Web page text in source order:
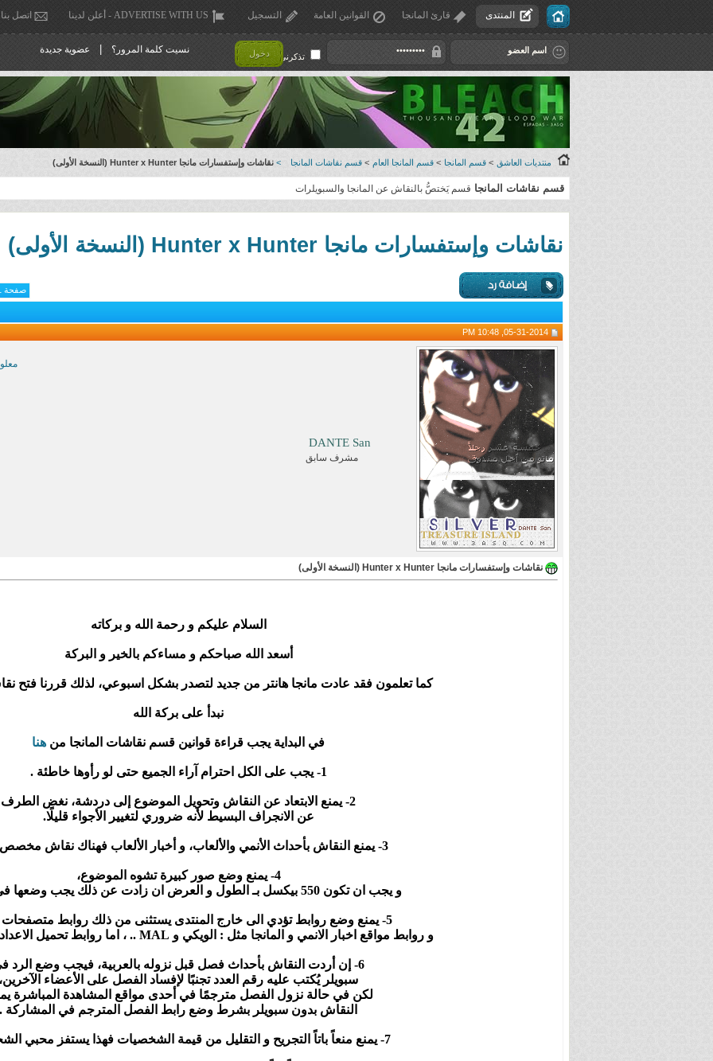
المنتدى قارئ المانجا القوانين العامة التسجيل ADVERTISE WITH US - أعلن لدينا اتصل بنا
تذكرني ! دخول نسيت كلمة المرور؟ عضوية جديدة
منتديات العاشق > قسم المانجا > قسم المانجا العام > قسم نقاشات المانجا > نقاشات وإستفسارات مانجا Hunter x Hunter (النسخة الأولى)
قسم نقاشات المانجا قسم يَختصُّ بالنقاش عن المانجا والسبويلرات
نقاشات وإستفسارات مانجا Hunter x Hunter (النسخة الأولى)
صفحة 1 من 355
DANTE San
مشرف سابق
نقاشات وإستفسارات مانجا Hunter x Hunter (النسخة الأولى)
السلام عليكم و رحمة الله و بركاته
أسعد الله صباحكم و مساءكم بالخير و البركة
كما تعلمون فقد عادت مانجا هانتر من جديد لتصدر بشكل اسبوعي، لذلك قررنا فتح
نبدأ على بركة الله
في البداية يجب قراءة قوانين قسم نقاشات المانجا من هنا
1- يجب على الكل احترام آراء الجميع حتى لو رأوها خاطئة .
2- يمنع الابتعاد عن النقاش وتحويل الموضوع إلى دردشة، نغض الطرف
عن الانجراف البسيط لأنه ضروري لتغيير الأجواء قليلًا.
3- يمنع النقاش بأحداث الأنمي والألعاب، و أخبار الألعاب فهناك نقاش مخصص لذلك.
4- يمنع وضع صور كبيرة تشوه الموضوع،
و يجب ان تكون 550 بيكسل بـ الطول و العرض ان زادت عن ذلك يجب وضعها في سبويلر
5- يمنع وضع روابط تؤدي الى خارج المنتدى يستثنى من ذلك روابط متصفحات المانجا
و روابط مواقع اخبار الانمي و المانجا مثل : الويكي و MAL .. ، اما روابط تحميل الاعداد فـ هي ممنوعة
6- إن أردت النقاش بأحداث فصل قبل نزوله بالعربية، فيجب وضع الرد في
سبويلر يُكتب عليه رقم العدد تجنبًا لإفساد الفصل على الأعضاء
لكن في حالة نزول الفصل مترجمًا في أحدى مواقع المشاهدة المباشرة
النقاش بدون سبويلر بشرط وضع رابط الفصل المترجم في المشاركة .
7- يمنع منعاً باتاً التجريح و التقليل من قيمة الشخصيات فهذا يستفز محبي الشخصية .